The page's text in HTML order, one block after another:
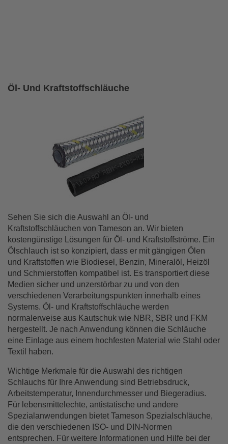
Öl- Und Kraftstoffschläuche
Sehen Sie sich die Auswahl an Öl- und
Kraftstoffschläuchen von Tameson an. Wir bieten
kostengünstige Lösungen für Öl- und Kraftstoffströme. Ein
Ölschlauch ist so konzipiert, dass er mit gängigen Ölen
und Kraftstoffen wie Biodiesel, Benzin, Mineralöl, Heizöl
und Schmierstoffen kompatibel ist. Es transportiert diese
Medien sicher und unzerstörbar zu und von den
verschiedenen Verarbeitungspunkten innerhalb eines
Systems. Öl- und Kraftstoffschläuche werden
normalerweise aus Kautschuk wie NBR, SBR und FKM
hergestellt. Je nach Anwendung können die Schläuche
eine Einlage aus einem hochfesten Material wie Stahl oder
Textil haben.
Wichtige Merkmale für die Auswahl des richtigen
Schlauchs für Ihre Anwendung sind Betriebsdruck,
Arbeitstemperatur, Innendurchmesser und Biegeradius.
Für lebensmittelechte, antistatische und andere
Spezialanwendungen bietet Tameson Spezialschläuche,
die den verschiedenen ISO- und DIN-Normen
entsprechen. Für weitere Informationen und Hilfe bei der